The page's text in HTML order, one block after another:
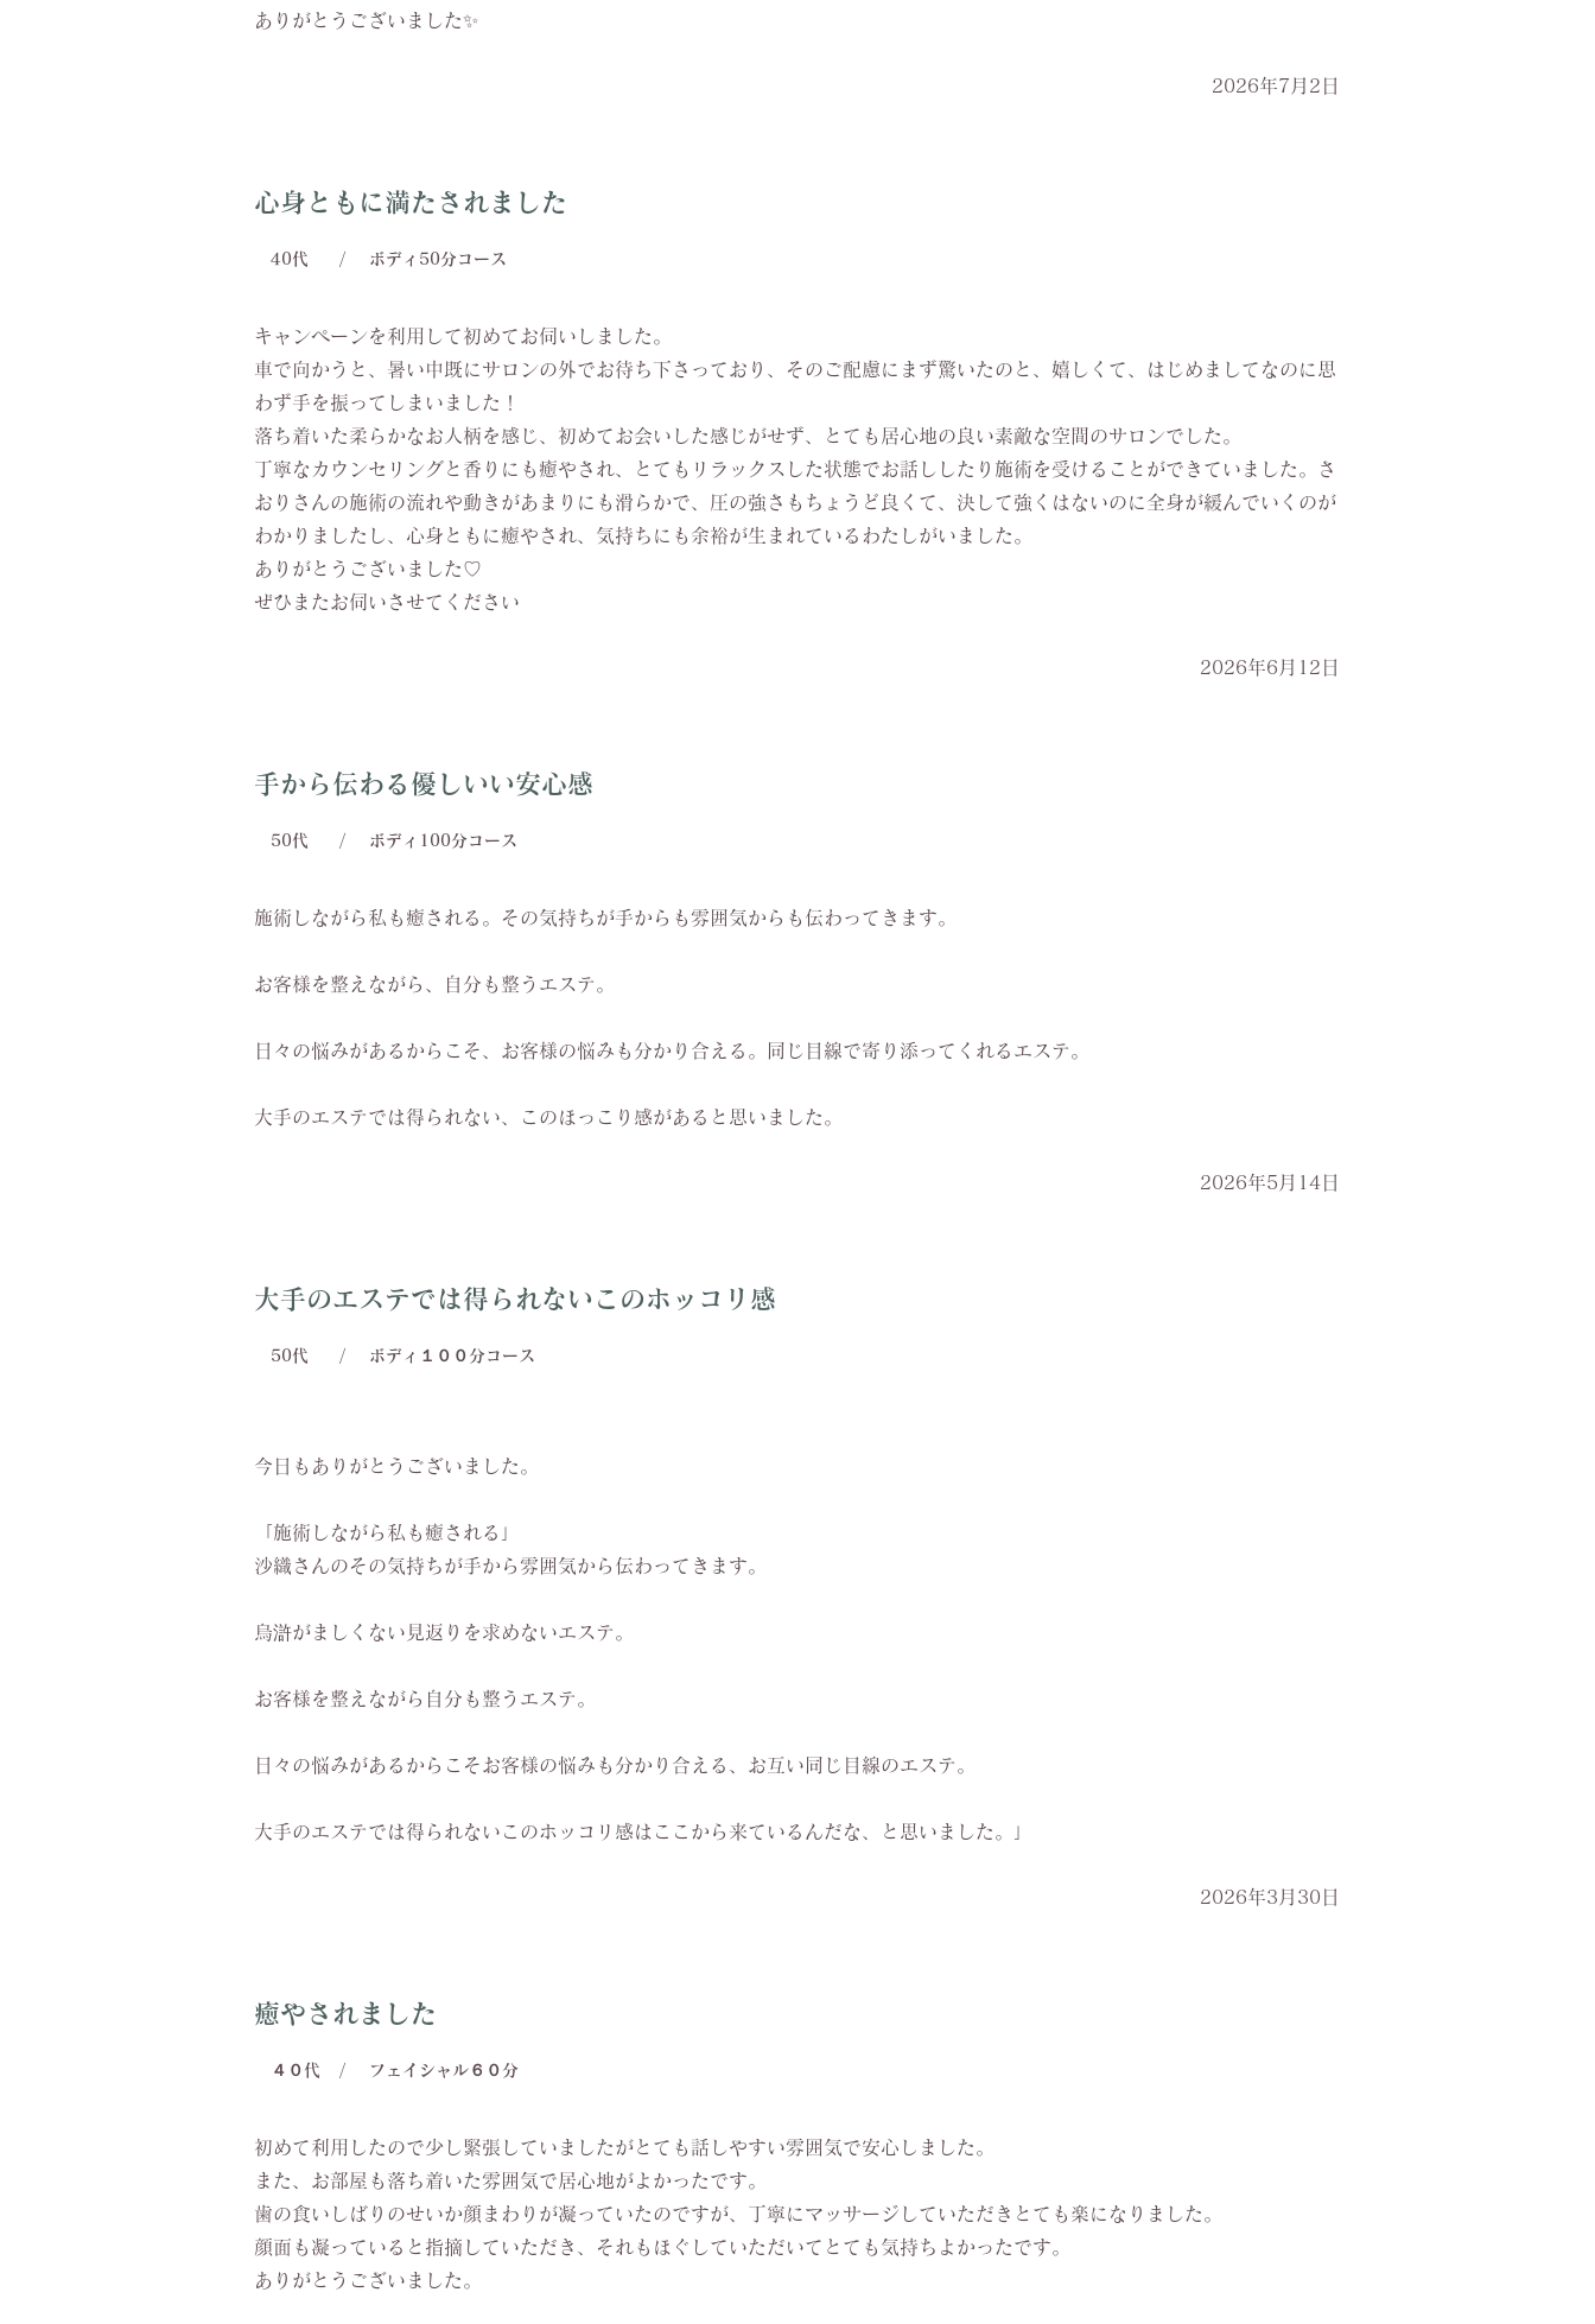
ありがとうございました✨
2026年7月2日
心身ともに満たされました
40代 / ボディ50分コース
キャンペーンを利用して初めてお伺いしました。
車で向かうと、暑い中既にサロンの外でお待ち下さっており、そのご配慮にまず驚いたのと、嬉しくて、はじめましてなのに思
わず手を振ってしまいました！
落ち着いた柔らかなお人柄を感じ、初めてお会いした感じがせず、とても居心地の良い素敵な空間のサロンでした。
丁寧なカウンセリングと香りにも癒やされ、とてもリラックスした状態でお話ししたり施術を受けることができていました。さ
おりさんの施術の流れや動きがあまりにも滑らかで、圧の強さもちょうど良くて、決して強くはないのに全身が緩んでいくのが
わかりましたし、心身ともに癒やされ、気持ちにも余裕が生まれているわたしがいました。
ありがとうございました♡
ぜひまたお伺いさせてください
2026年6月12日
手から伝わる優しいい安心感
50代 / ボディ100分コース
施術しながら私も癒される。その気持ちが手からも雰囲気からも伝わってきます。
お客様を整えながら、自分も整うエステ。
日々の悩みがあるからこそ、お客様の悩みも分かり合える。同じ目線で寄り添ってくれるエステ。
大手のエステでは得られない、このほっこり感があると思いました。
2026年5月14日
大手のエステでは得られないこのホッコリ感
50代 / ボディ１００分コース
今日もありがとうございました。
「施術しながら私も癒される」
沙織さんのその気持ちが手から雰囲気から伝わってきます。
烏滸がましくない見返りを求めないエステ。
お客様を整えながら自分も整うエステ。
日々の悩みがあるからこそお客様の悩みも分かり合える、お互い同じ目線のエステ。
大手のエステでは得られないこのホッコリ感はここから来ているんだな、と思いました。」
2026年3月30日
癒やされました
４０代 / フェイシャル６０分
初めて利用したので少し緊張していましたがとても話しやすい雰囲気で安心しました。
また、お部屋も落ち着いた雰囲気で居心地がよかったです。
歯の食いしばりのせいか顔まわりが凝っていたのですが、丁寧にマッサージしていただきとても楽になりました。
顔面も凝っていると指摘していただき、それもほぐしていただいてとても気持ちよかったです。
ありがとうございました。